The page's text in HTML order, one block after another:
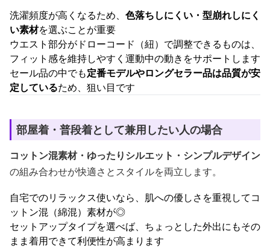
洗濯頻度が高くなるため、 色落ちしにくい・型崩れしにく
い素材を選ぶことが重要
ウエスト部分がドローコード（紐）で調整できるものは、
フィット感を維持しやすく運動中の動きをサポートします
セール品の中でも定番モデルやロングセラー品は品質が安
定しているため、狙い目です
部屋着・普段着として兼用したい人の場合
コットン混素材・ゆったりシルエット・シンプルデザイン
の組み合わせが快適さとスタイルを両立します。
自宅でのリラックス使いなら、肌への優しさを重視してコ
ットン混（綿混）素材が◎
セットアップタイプを選べば、ちょっとした外出にもその
まま着用できて利便性が高まります